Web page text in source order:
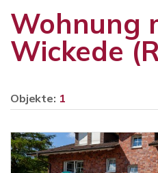
Wohnung
Wickede
Objekte: 1